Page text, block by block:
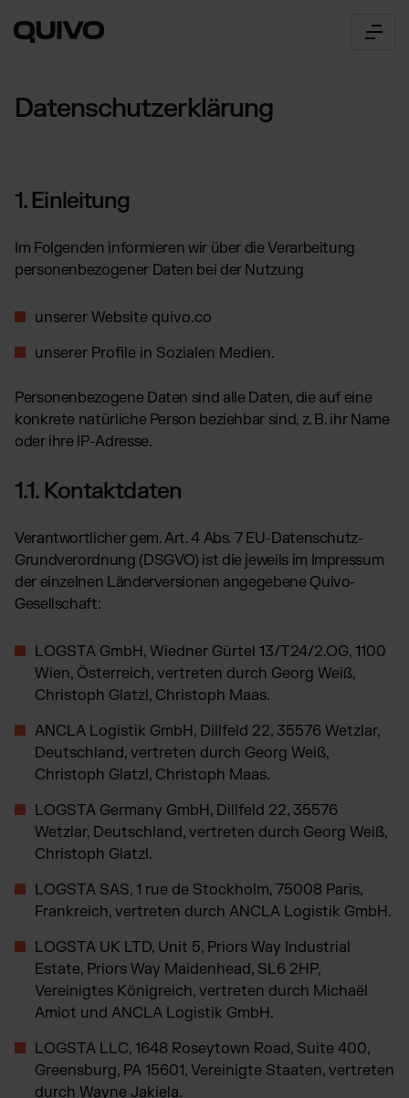
Skalierbare Fulfillment
Fulfillment in Deutschland
Automatisierte Logistik für den
deutschen Markt
Komplette E-Commerce Logistik
B2B-Fulfillment
Marktplätze & Großhändler
Transport
Seefracht
BRANCHENLÖSUNGEN:
Beauty & Kosmetik
Schmuck & Luxusprodukte
Supplements
Elektronikprodukte
Parfums & Düfte
UNSERE INTEGRATIONEN:
Shopify Fulfillment
TikTok Fulfillment
WooCommerce Fulfillment
Kaufland Fulfillment
PlentyONE Fulfillment
Otto Fulfillment
Magento Fulfillment (Adobe Commerce)
Shopware Fulfillment
PrestaShop Fulfillment
Der Connector
Innovatives Logistik-Management
API Dokumentation
Connector Login
Über uns
Unser Weg
Lerne Quivo kennen
Karriere
Standorte
Globales Fulfillment Netzwerk
Preise
Preisübersicht
Unsere Preise einfach erklärt
Wähle deine passende Lösung
Unsere Standard-Preisliste als Download
Ressourcen
Beiträge, Case Studies, News
Downloads
E-Books, Guides & Preislisten
Alle Antworten zu unseren Services
Kontakt DE
Datenschutzerklärung
1. Einleitung
Im Folgenden informieren wir über die Verarbeitung
personenbezogener Daten bei der Nutzung
unserer Website quivo.co
unserer Profile in Sozialen Medien.
Personenbezogene Daten sind alle Daten, die auf eine
konkrete natürliche Person beziehbar sind, z. B. ihr Name
oder ihre IP-Adresse.
1.1. Kontaktdaten
Verantwortlicher gem. Art. 4 Abs. 7 EU-Datenschutz-
Grundverordnung (DSGVO) ist die jeweils im Impressum
der einzelnen Länderversionen angegebene Quivo-
Gesellschaft:
LOGSTA GmbH, Wiedner Gürtel 13/T24/2.OG, 1100
Wien, Österreich, vertreten durch Georg Weiß,
Christoph Glatzl, Christoph Maas.
ANCLA Logistik GmbH, Dillfeld 22, 35576 Wetzlar,
Deutschland, vertreten durch Georg Weiß,
Christoph Glatzl, Christoph Maas.
LOGSTA Germany GmbH, Dillfeld 22, 35576
Wetzlar, Deutschland, vertreten durch Georg Weiß,
Christoph Glatzl.
LOGSTA SAS, 1 rue de Stockholm, 75008 Paris,
Frankreich, vertreten durch ANCLA Logistik GmbH.
LOGSTA UK LTD, Unit 5, Priors Way Industrial
Estate, Priors Way Maidenhead, SL6 2HP,
Vereinigtes Königreich, vertreten durch Michaël
Amiot und ANCLA Logistik GmbH.
LOGSTA LLC, 1648 Roseytown Road, Suite 400,
Greensburg, PA 15601, Vereinigte Staaten, vertreten
durch Wayne Jakiela.